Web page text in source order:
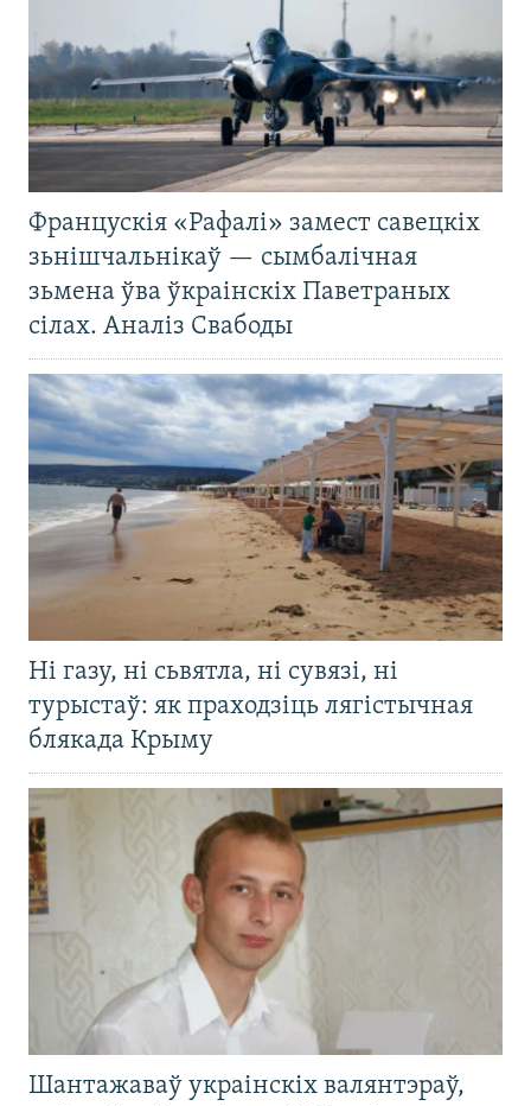
Францускія «Рафалі» замест савецкіх
зьнішчальнікаў — сымбалічная
зьмена ўва ўкраінскіх Паветраных
сілах. Аналіз Свабоды
Ні газу, ні сьвятла, ні сувязі, ні
турыстаў: як праходзіць лягістычная
блякада Крыму
Шантажаваў украінскіх валянтэраў,